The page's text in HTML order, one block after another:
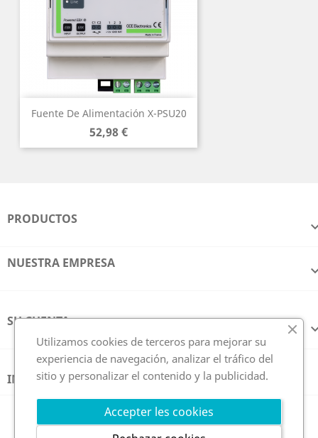
Fuente De Alimentación X-PSU20
Precio
52,98 €
PRODUCTOS
NUESTRA EMPRESA
SU CUENTA
INFORMACIÓN DE LA TIENDA
Síguenos en
Utilizamos cookies de terceros para mejorar su
experiencia de navegación, analizar el tráfico del
sitio y personalizar el contenido y la publicidad.
Accepter les cookies